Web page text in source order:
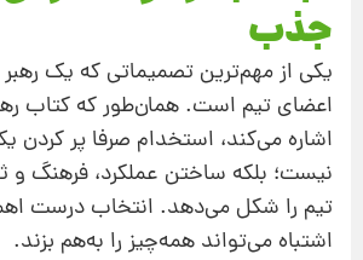
جذب
یکی از مهم‌ترین تصمیماتی که یک رهبر
اعضای تیم است. همان‌طور که کتاب
اشاره می‌کند، استخدام صرفا پر کردن
نیست؛ بلکه ساختن عملکرد، فرهنگ و
تیم را شکل می‌دهد. انتخاب درست
اشتباه می‌تواند همه‌چیز را به‌هم بزند.